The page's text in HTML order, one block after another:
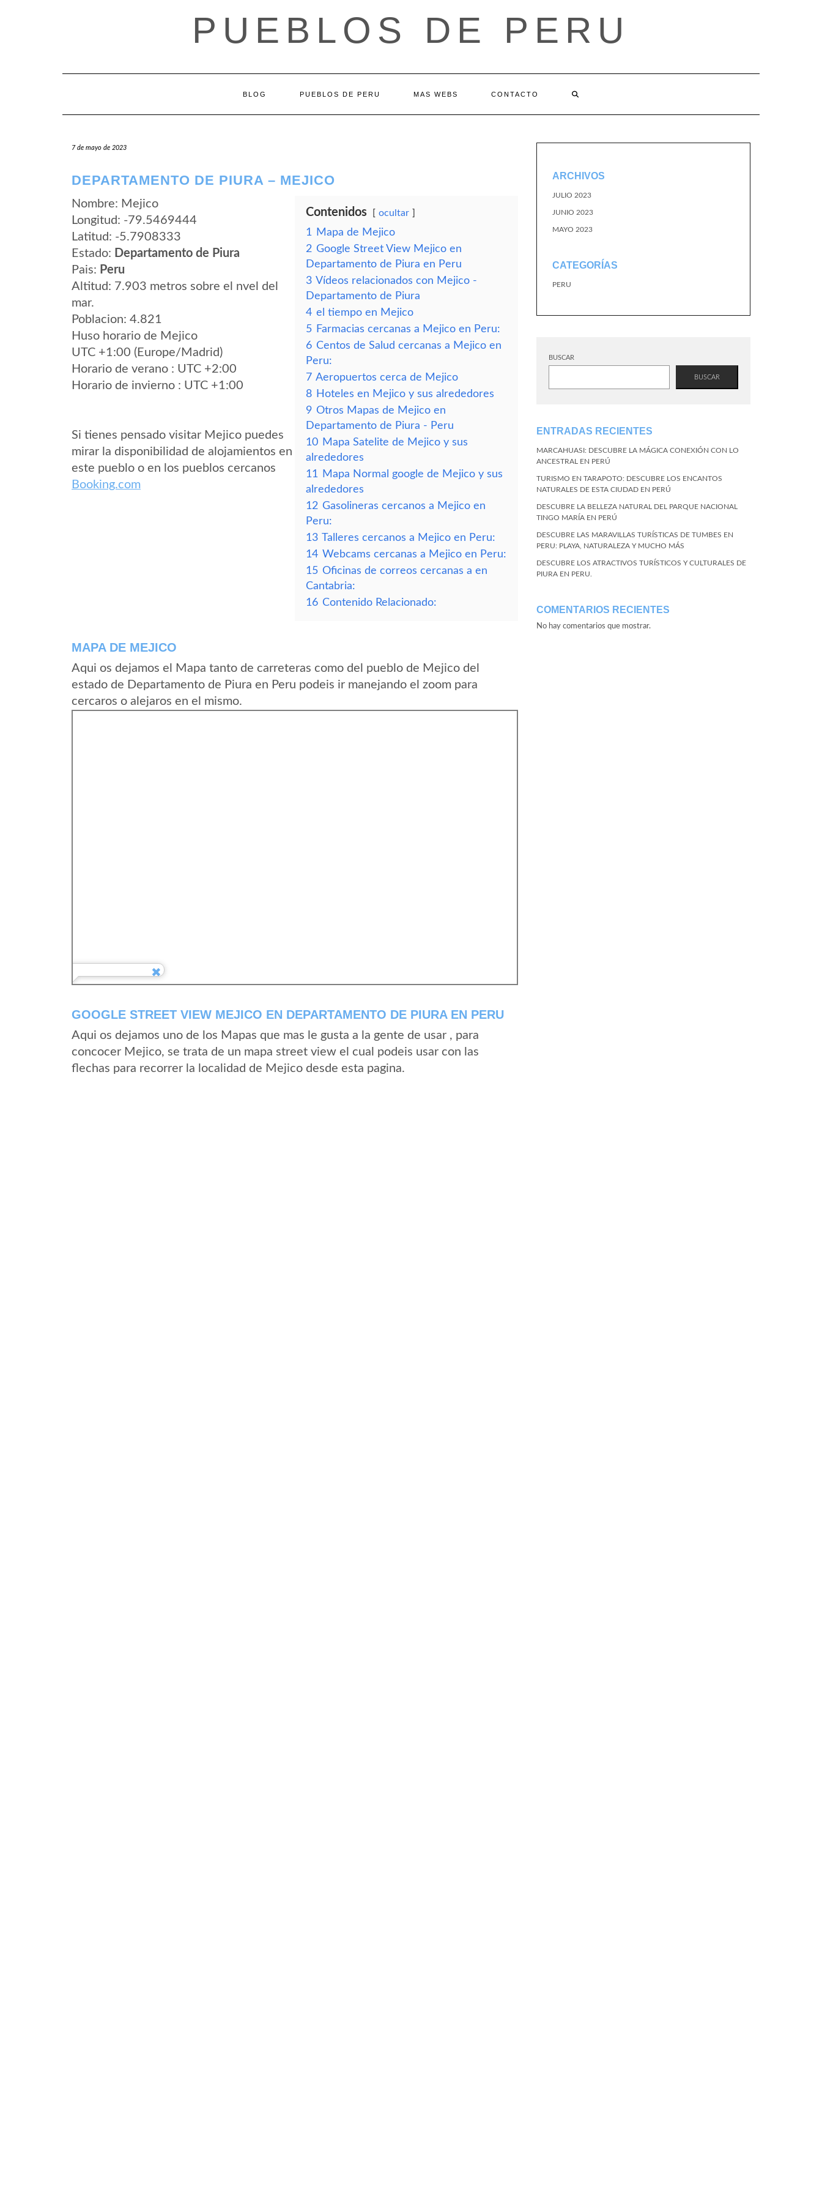
PUEBLOS DE PERU
BLOG PUEBLOS DE PERU MAS WEBS CONTACTO
7 de mayo de 2023
DEPARTAMENTO DE PIURA – MEJICO
Nombre: Mejico
Longitud: -79.5469444
Latitud: -5.7908333
Estado: Departamento de Piura
Pais: Peru
Altitud: 7.903 metros sobre el nvel del
mar.
Poblacion: 4.821
Huso horario de Mejico
UTC +1:00 (Europe/Madrid)
Horario de verano : UTC +2:00
Horario de invierno : UTC +1:00
Si tienes pensado visitar Mejico puedes
mirar la disponibilidad de alojamientos en
este pueblo o en los pueblos cercanos
Booking.com
Contenidos ocultar
1
Mapa de Mejico
2 Google Street View Mejico en
Departamento de Piura en Peru
3 Vídeos relacionados con Mejico -
Departamento de Piura
4 el tiempo en Mejico
5 Farmacias cercanas a Mejico en Peru:
6 Centos de Salud cercanas a Mejico en
Peru:
7 Aeropuertos cerca de Mejico
8 Hoteles en Mejico y sus alrededores
9 Otros Mapas de Mejico en
Departamento de Piura - Peru
10 Mapa Satelite de Mejico y sus
alrededores
11
Mapa Normal google de Mejico y sus
alrededores
12 Gasolineras cercanos a Mejico en
Peru:
13 Talleres cercanos a Mejico en Peru:
14 Webcams cercanas a Mejico en Peru:
15 Oficinas de correos cercanas a en
Cantabria:
16 Contenido Relacionado:
MAPA DE MEJICO
Aqui os dejamos el Mapa tanto de carreteras como del pueblo de Mejico del
estado de Departamento de Piura en Peru podeis ir manejando el zoom para
cercaros o alejaros en el mismo.
GOOGLE STREET VIEW MEJICO EN DEPARTAMENTO DE PIURA EN PERU
Aqui os dejamos uno de los Mapas que mas le gusta a la gente de usar , para
concocer Mejico, se trata de un mapa street view el cual podeis usar con las
flechas para recorrer la localidad de Mejico desde esta pagina.
ARCHIVOS
JULIO 2023
JUNIO 2023
MAYO 2023
CATEGORÍAS
PERU
BUSCAR
BUSCAR
ENTRADAS RECIENTES
MARCAHUASI: DESCUBRE LA MÁGICA CONEXIÓN CON LO
ANCESTRAL EN PERÚ
TURISMO EN TARAPOTO: DESCUBRE LOS ENCANTOS
NATURALES DE ESTA CIUDAD EN PERÚ
DESCUBRE LA BELLEZA NATURAL DEL PARQUE NACIONAL
TINGO MARÍA EN PERÚ
DESCUBRE LAS MARAVILLAS TURÍSTICAS DE TUMBES EN
PERU: PLAYA, NATURALEZA Y MUCHO MÁS
DESCUBRE LOS ATRACTIVOS TURÍSTICOS Y CULTURALES DE
PIURA EN PERU.
COMENTARIOS RECIENTES
No hay comentarios que mostrar.